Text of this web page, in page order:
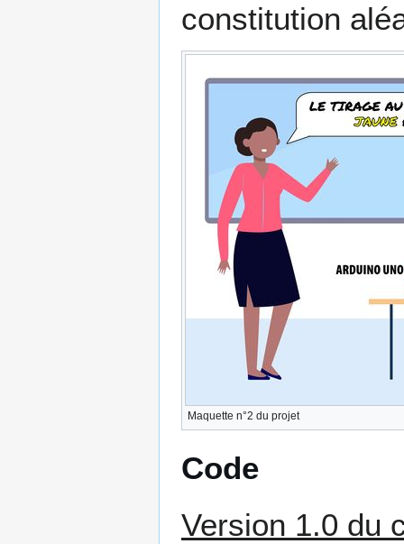
constitution
Maquette n°2 du projet
Code
Version 1.0 du